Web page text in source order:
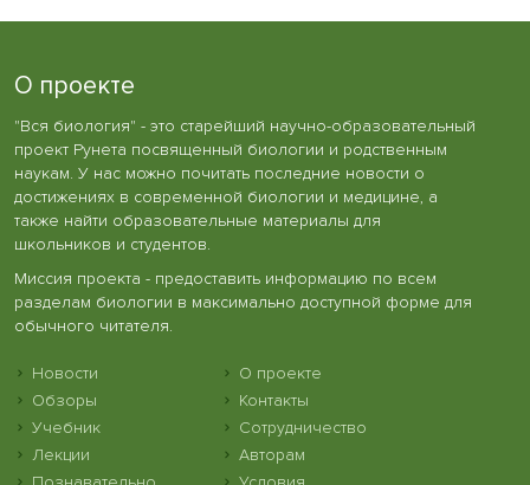
О проекте
"Вся биология" - это старейший научно-образовательный
проект Рунета посвященный биологии и родственным
наукам. У нас можно почитать последние новости о
достижениях в современной биологии и медицине, а
также найти образовательные материалы для
школьников и студентов.
Миссия проекта - предоставить информацию по всем
разделам биологии в максимально доступной форме для
обычного читателя.
Новости
Обзоры
Учебник
Лекции
О проекте
Контакты
Сотрудничество
Авторам